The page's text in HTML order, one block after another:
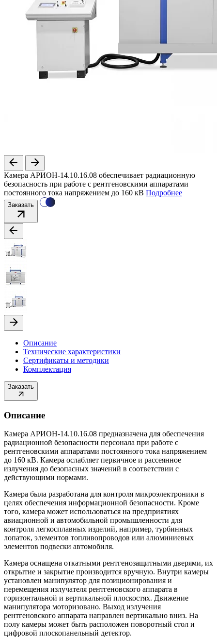
Камера АРИОН-14.10.16.08 обеспечивает радиационную
безопасность при работе с рентгеновскими аппаратами
постоянного тока напряжением до 160 кВ Подробнее
Заказать
Описание
Технические характеристики
Сертификаты и методики
Комплектация
Заказать
Описание
Камера АРИОН-14.10.16.08 предназначена для обеспечения
радиационной безопасности персонала при работе с
рентгеновскими аппаратами постоянного тока напряжением
до 160 кВ. Камера ослабляет первичное и рассеянное
излучения до безопасных значений в соответствии с
действующими нормами.
Камера была разработана для контроля микроэлектроники в
целях обеспечения информационной безопасности. Кроме
того, камера может использоваться на предприятиях
авиационной и автомобильной промышленности для
контроля легкосплавных изделий, например, турбинных
лопаток, элементов топливопроводов или алюминиевых
элементов подвески автомобиля.
Камера оснащена откатными рентгенозащитными дверями, их
открытие и закрытие производится вручную. Внутри камеры
установлен манипулятор для позиционирования и
перемещения излучателя рентгеновского аппарата в
горизонтальной и вертикальной плоскостях. Движение
манипулятора моторизовано. Выход излучения
рентгеновского аппарата направлен вертикально вниз. На
полу камеры может быть расположен поворотный стол и
цифровой плоскопанельный детектор.